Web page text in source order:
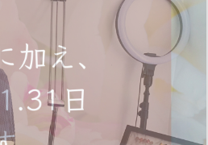
」のご案内